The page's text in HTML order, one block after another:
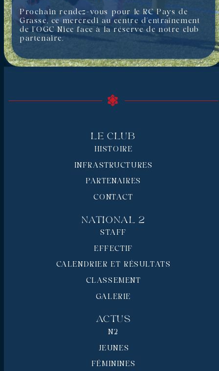
Prochain rendez-vous pour le RC Pays de
Grasse, ce mercredi au centre d’entraînement
de l’OGC Nice face à la réserve de notre club
partenaire.
Le Club
HISTOIRE
INFRASTRUCTURES
PARTENAIRES
CONTACT
National 2
STAFF
EFFECTIF
CALENDRIER ET RÉSULTATS
CLASSEMENT
GALERIE
Actus
N2
JEUNES
FÉMININES